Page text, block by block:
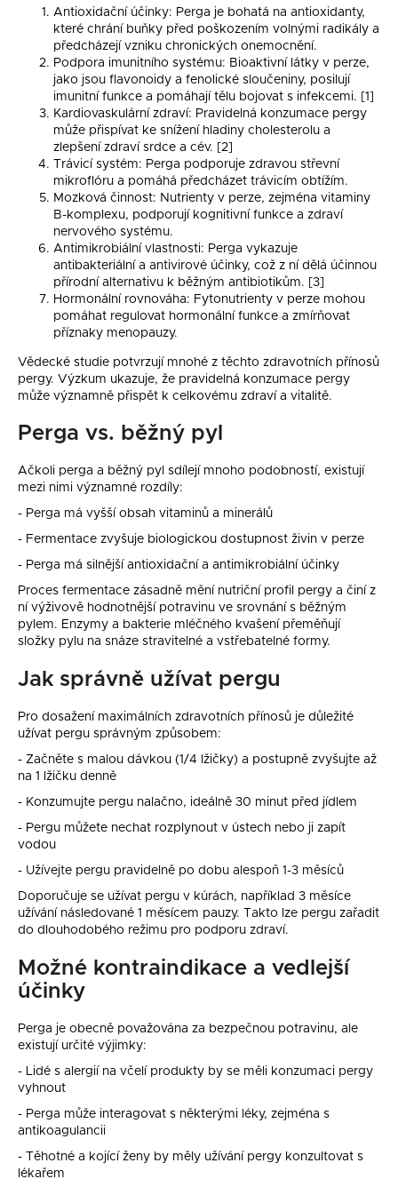
Antioxidační účinky: Perga je bohatá na antioxidanty,
které chrání buňky před poškozením volnými radikály a
předcházejí vzniku chronických onemocnění.
Podpora imunitního systému: Bioaktivní látky v perze,
jako jsou flavonoidy a fenolické sloučeniny, posilují
imunitní funkce a pomáhají tělu bojovat s infekcemi. [1]
Kardiovaskulární zdraví: Pravidelná konzumace pergy
může přispívat ke snížení hladiny cholesterolu a
zlepšení zdraví srdce a cév. [2]
Trávicí systém: Perga podporuje zdravou střevní
mikroflóru a pomáhá předcházet trávicím obtížím.
Mozková činnost: Nutrienty v perze, zejména vitaminy
B-komplexu, podporují kognitivní funkce a zdraví
nervového systému.
Antimikrobiální vlastnosti: Perga vykazuje
antibakteriální a antivirové účinky, což z ní dělá účinnou
přírodní alternativu k běžným antibiotikům. [3]
Hormonální rovnováha: Fytonutrienty v perze mohou
pomáhat regulovat hormonální funkce a zmírňovat
příznaky menopauzy.
Vědecké studie potvrzují mnohé z těchto zdravotních přínosů
pergy. Výzkum ukazuje, že pravidelná konzumace pergy
může významně přispět k celkovému zdraví a vitalitě.
Perga vs. běžný pyl
Ačkoli perga a běžný pyl sdílejí mnoho podobností, existují
mezi nimi významné rozdíly:
- Perga má vyšší obsah vitaminů a minerálů
- Fermentace zvyšuje biologickou dostupnost živin v perze
- Perga má silnější antioxidační a antimikrobiální účinky
Proces fermentace zásadně mění nutriční profil pergy a činí z
ní výživově hodnotnější potravinu ve srovnání s běžným
pylem. Enzymy a bakterie mléčného kvašení přeměňují
složky pylu na snáze stravitelné a vstřebatelné formy.
Jak správně užívat pergu
Pro dosažení maximálních zdravotních přínosů je důležité
užívat pergu správným způsobem:
- Začněte s malou dávkou (1/4 lžičky) a postupně zvyšujte až
na 1 lžičku denně
- Konzumujte pergu nalačno, ideálně 30 minut před jídlem
- Pergu můžete nechat rozplynout v ústech nebo ji zapít
vodou
- Užívejte pergu pravidelně po dobu alespoň 1-3 měsíců
Doporučuje se užívat pergu v kúrách, například 3 měsíce
užívání následované 1 měsícem pauzy. Takto lze pergu zařadit
do dlouhodobého režimu pro podporu zdraví.
Možné kontraindikace a vedlejší
účinky
Perga je obecně považována za bezpečnou potravinu, ale
existují určité výjimky:
- Lidé s alergií na včelí produkty by se měli konzumaci pergy
vyhnout
- Perga může interagovat s některými léky, zejména s
antikoagulancii
- Těhotné a kojící ženy by měly užívání pergy konzultovat s
lékařem